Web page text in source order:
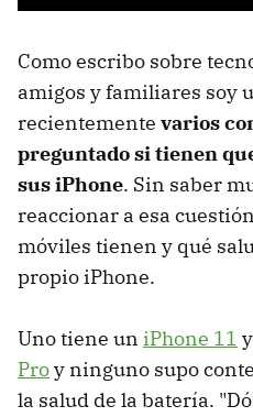
Como escribo sobre
amigos y familiares soy
recientemente varios
preguntado si tienen
sus iPhone. Sin saber
reaccionar a esa
móviles tienen y qué
propio iPhone.
Uno tiene un iPhone 11
Proy ninguno supo
la salud de la batería.